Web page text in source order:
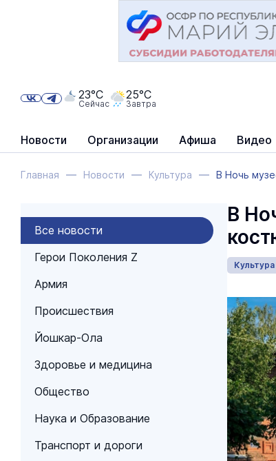
Новости Организации Афиша Видео
23°C
Сейчас
25°C
Завтра
Главная Новости Культура В Ночь
Все новости
Герои Поколения Z
Армия
Происшествия
Йошкар-Ола
Здоровье и медицина
Общество
Наука и Образование
Транспорт и дороги
В
Культура